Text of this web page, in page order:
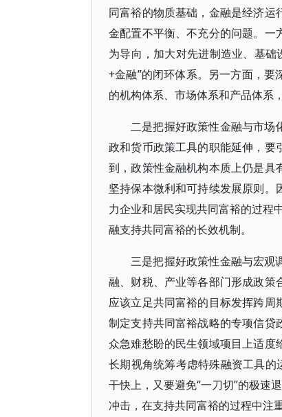
同富裕的物质基础，金融是经济
金配置不平衡、不充分的问题。
为导向，加大对先进制造业、基础
+金融”的闭环体系。另一方面，
的机构体系、市场体系和产品体系
二是把握好政策性金融与市场
政和货币政策工具的职能延伸，
到，政策性金融机构本质上仍是
坚持保本微利和可持续发展原则
力企业和居民实现共同富裕的过程
融支持共同富裕的长效机制。
三是把握好政策性金融与宏观
融、财税、产业等各部门形成政策
应该立足共同富裕的目标发挥跨
制定支持共同富裕战略的专项信
众急难愁盼的民生领域项目上适度
长期视角统筹考虑特殊融资工具的
干快上，又要避免“一刀切”的极速
冲击，在支持共同富裕的过程中注